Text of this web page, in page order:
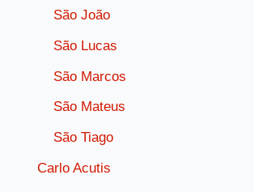
São João
São Lucas
São Marcos
São Mateus
São Tiago
Carlo Acutis